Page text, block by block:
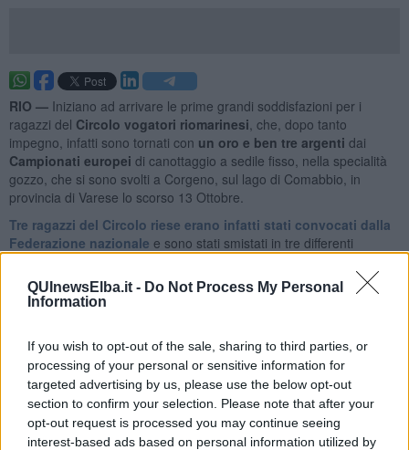
QUInewsElba.it - Do Not Process My Personal
Information
If you wish to opt-out of the sale, sharing to third parties, or
processing of your personal or sensitive information for
targeted advertising by us, please use the below opt-out
section to confirm your selection. Please note that after your
opt-out request is processed you may continue seeing
interest-based ads based on personal information utilized by
RIO — Iniziano ad arrivare le prime grandi soddisfazioni per i
ragazzi del Circolo vogatori riomarinesi , che, dopo tanto
impegno, infatti sono tornati con un oro e ben tre argenti dai
Campionati europei di canottaggio a sedile fisso, nella specialità
gozzo, che si sono svolti a Corgeno, sul lago di Comabbio, in
provincia di Varese lo scorso 13 Ottobre.
Tre ragazzi del Circolo riese erano infatti stati convocati dalla
Federazione nazionale e sono stati smistati in tre differenti
Alessandro Canovaroera timoniere nel gozzo maschile che ha
vintola medaglia d'oroe con l' imbarcazione femminileche si è
piazzata al secondo posto,Lorenzo Morganti,invece è stato fra i
vogatori nell'equipaggio maschile che ha vinto la medaglia
d'argento , mentre Christian Barone
ha vogato sull'imbarcazione
mista che si è attestata seconda.